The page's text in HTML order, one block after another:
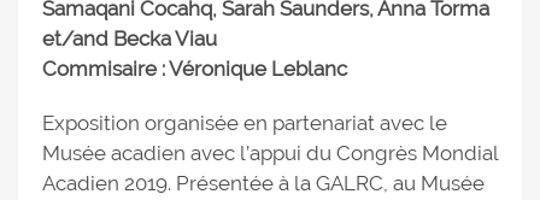
Samaqani Cocahq, Sarah Saunders, Anna Torma
et/and Becka Viau
Commisaire : Véronique Leblanc
Exposition organisée en partenariat avec le
Musée acadien avec l’appui du Congrès Mondial
Acadien 2019. Présentée à la GALRC, au Musée